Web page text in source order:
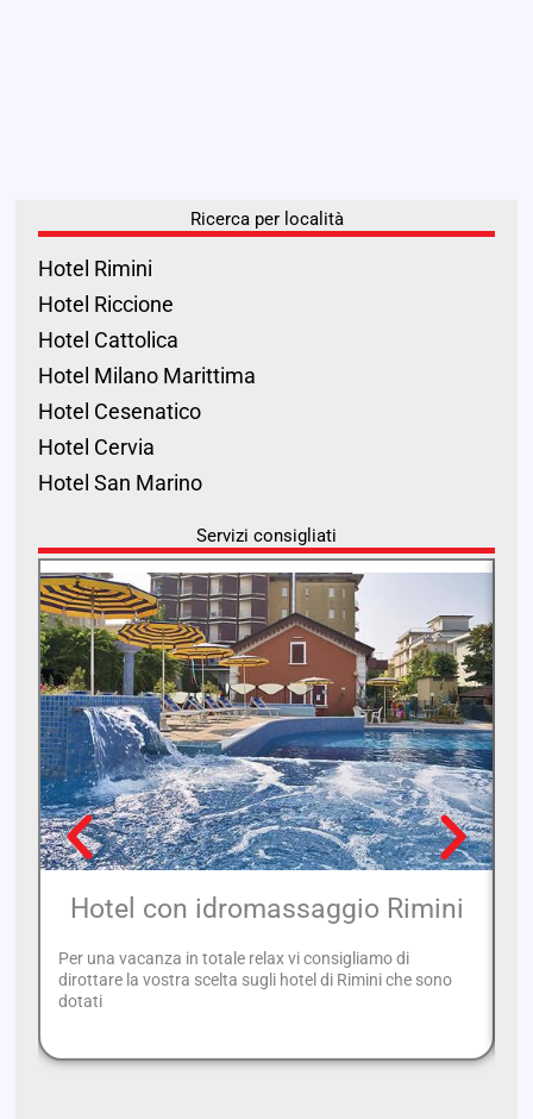
Ricerca per località
Hotel Rimini
Hotel Riccione
Hotel Cattolica
Hotel Milano Marittima
Hotel Cesenatico
Hotel Cervia
Hotel San Marino
Servizi consigliati
Hotel con idromassaggio Rimini
Per una vacanza in totale relax vi consigliamo di
dirottare la vostra scelta sugli hotel di Rimini che sono
dotati